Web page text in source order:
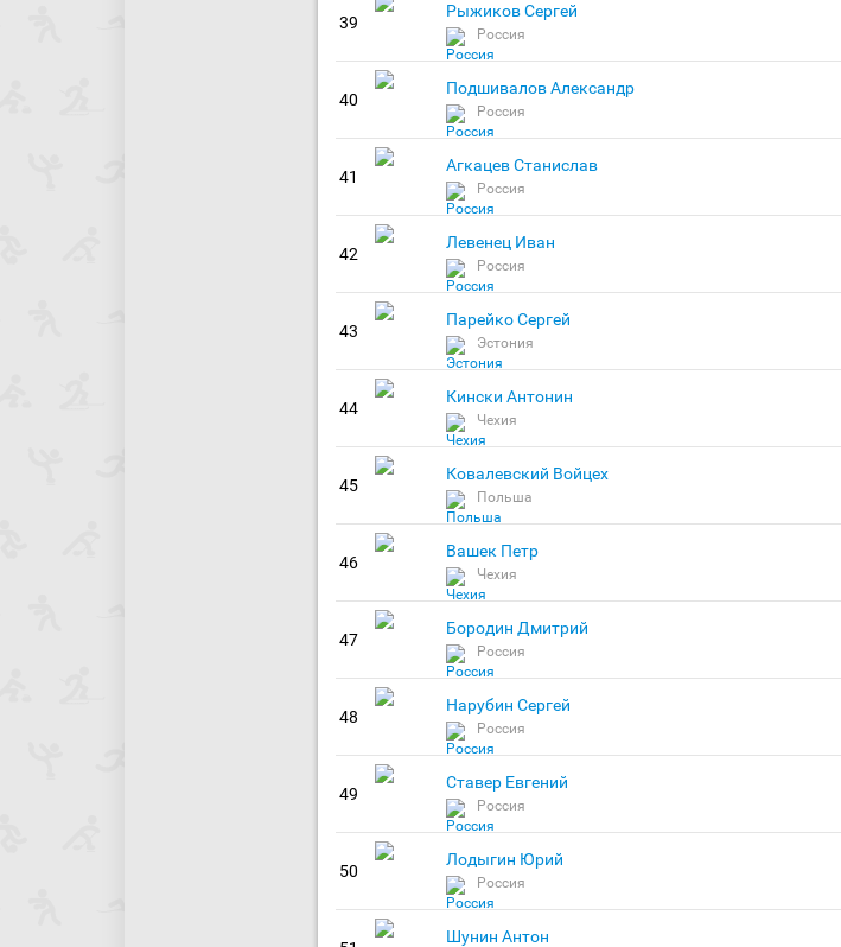
39
Рыжиков Сергей
Россия
40
Подшивалов Александр
Россия
41
Агкацев Станислав
Россия
42
Левенец Иван
Россия
43
Парейко Сергей
Эстония
44
Кински Антонин
Чехия
45
Ковалевский Войцех
Польша
46
Вашек Петр
Чехия
47
Бородин Дмитрий
Россия
48
Нарубин Сергей
Россия
49
Ставер Евгений
Россия
50
Лодыгин Юрий
Россия
Шунин Антон